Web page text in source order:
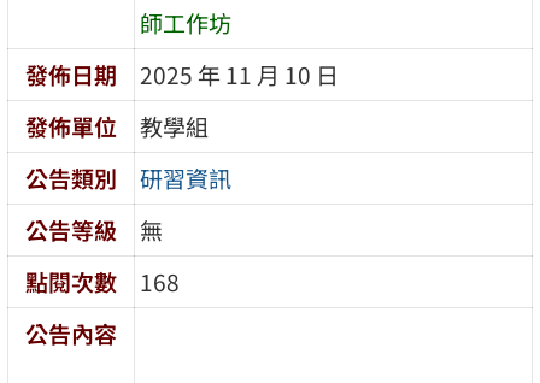
師工作坊
發佈日期
2025 年 11 月 10 日
發佈單位
教學組
公告類別
研習資訊
公告等級
無
點閱次數
168
公告內容